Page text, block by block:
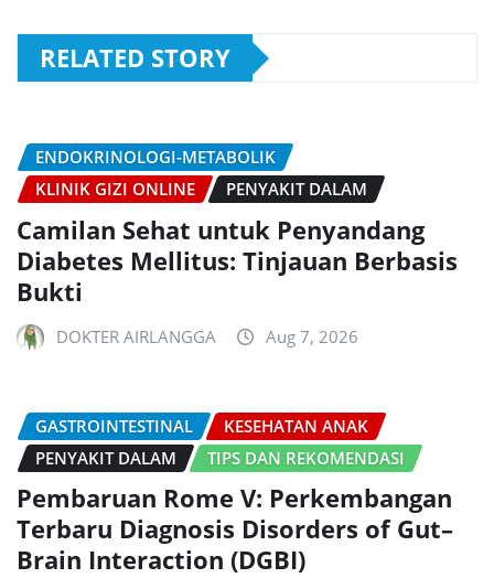
RELATED STORY
ENDOKRINOLOGI-METABOLIK
KLINIK GIZI ONLINE
PENYAKIT DALAM
Camilan Sehat untuk Penyandang
Diabetes Mellitus: Tinjauan Berbasis
Bukti
DOKTER AIRLANGGA Aug 7, 2026
GASTROINTESTINAL
KESEHATAN ANAK
PENYAKIT DALAM
TIPS DAN REKOMENDASI
Pembaruan Rome V: Perkembangan
Terbaru Diagnosis Disorders of Gut–
Brain Interaction (DGBI)